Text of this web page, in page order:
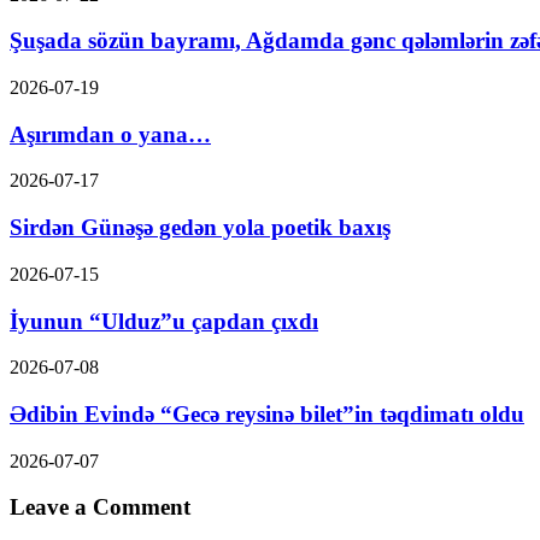
Şuşada sözün bayramı, Ağdamda gənc qələmlərin
2026-07-19
Aşırımdan o yana…
2026-07-17
Sirdən Günəşə gedən yola poetik baxış
2026-07-15
İyunun “Ulduz”u çapdan çıxdı
2026-07-08
Ədibin Evində “Gecə reysinə bilet”in təqdimatı oldu
2026-07-07
Leave a Comment